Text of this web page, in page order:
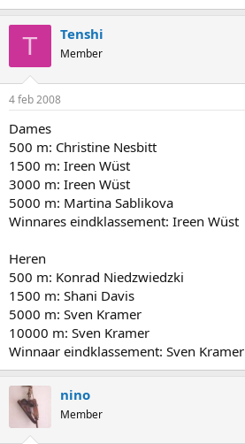
T Tenshi
Member
4 feb 2008
Dames
500 m: Christine Nesbitt
1500 m: Ireen Wüst
3000 m: Ireen Wüst
5000 m: Martina Sablikova
Winnares eindklassement: Ireen Wüst
Heren
500 m: Konrad Niedzwiedzki
1500 m: Shani Davis
5000 m: Sven Kramer
10000 m: Sven Kramer
Winnaar eindklassement: Sven Kramer
nino
Member